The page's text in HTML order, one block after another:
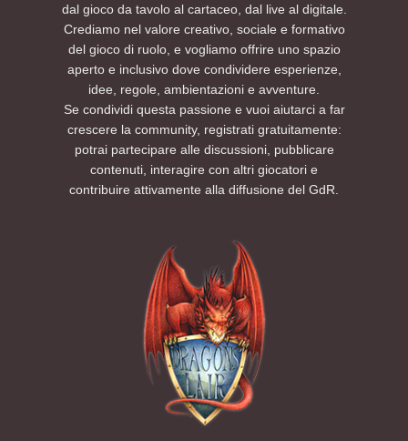
dal gioco da tavolo al cartaceo, dal live al digitale.
Crediamo nel valore creativo, sociale e formativo
del gioco di ruolo, e vogliamo offrire uno spazio
aperto e inclusivo dove condividere esperienze,
idee, regole, ambientazioni e avventure.
Se condividi questa passione e vuoi aiutarci a far
crescere la community, registrati gratuitamente:
potrai partecipare alle discussioni, pubblicare
contenuti, interagire con altri giocatori e
contribuire attivamente alla diffusione del GdR.